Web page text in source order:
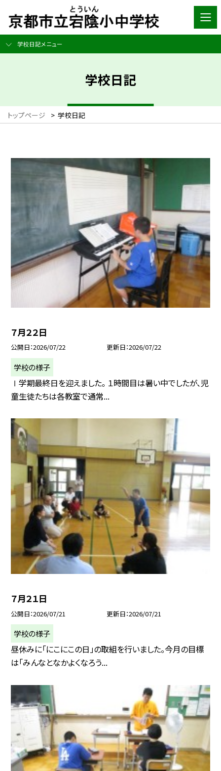
学校日記メニュー
学校日記
トップページ > 学校日記
７月２２日
公開日 2026/07/22 更新日 2026/07/22
学校の様子
Ⅰ学期最終日を迎えました。 １時間目は暑い中でしたが、児
童生徒たちは各教室で通常...
７月２１日
公開日 2026/07/21 更新日 2026/07/21
学校の様子
昼休みに「にこにこの日」の取組を行いました。今月の目標
は「みんなとなかよくなろう...